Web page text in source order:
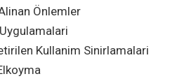
Önlemler
Kullanim Sinirlamalari